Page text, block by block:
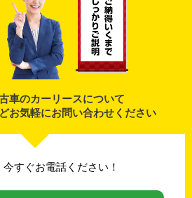
車のカーリースについて
お気軽にお問い合わせください
すぐお電話ください！